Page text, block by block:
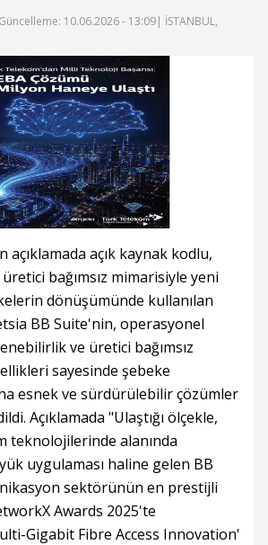
Güncelleme: 10.06.2026 - 13:09| İSTANBUL,
açıklamada açık kaynak kodlu,
bağımsız mimarisiyle yeni
dönüşümünde kullanılan
BB Suite'nin, operasyonel
ve üretici bağımsız
sayesinde şebeke
esnek ve sürdürülebilir çözümler
Açıklamada "Ulaştığı ölçekle,
teknolojilerinde alanında
uygulaması haline gelen BB
sektörünün en prestijli
Awards 2025'te
Gigabit Fibre Access Innovation'